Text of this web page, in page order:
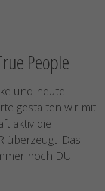
People
und heute
gestalten wir mit
aktiv die
überzeugt: Das
noch DU